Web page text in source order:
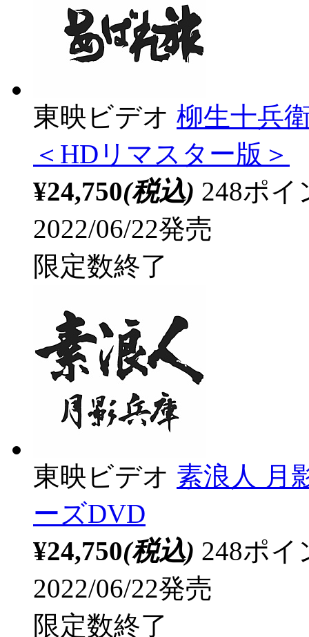
東映ビデオ 柳生十兵
＜HDリマスター版＞
¥24,750(税込) 248ポ
2022/06/22発売
限定数終了
東映ビデオ 素浪人 月
ーズDVD
¥24,750(税込) 248ポ
2022/06/22発売
限定数終了